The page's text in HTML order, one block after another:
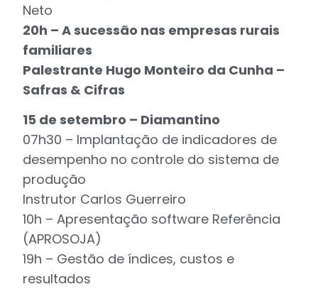
Neto
20h – A sucessão nas empresas rurais
familiares
Palestrante Hugo Monteiro da Cunha –
Safras & Cifras
15 de setembro – Diamantino
07h30 – Implantação de indicadores de
desempenho no controle do sistema de
produção
Instrutor Carlos Guerreiro
10h – Apresentação software Referência
(APROSOJA)
19h – Gestão de índices, custos e
resultados